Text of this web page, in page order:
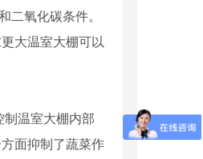
二氧化碳条件。
大温室大棚可以
制温室大棚内部
面抑制了蔬菜作